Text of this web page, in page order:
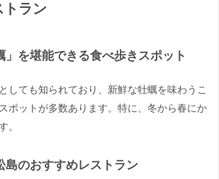
トラン
」を堪能できる食べ歩きスポット
しても知られており、新鮮な牡蠣を味わうこ
ポットが多数あります。特に、冬から春にか
。
島のおすすめレストラン